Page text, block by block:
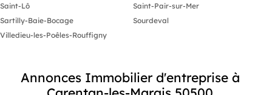
Saint-Lô
Saint-Pair-sur-Mer
Sartilly-Baie-Bocage
Sourdeval
Villedieu-les-Poêles-Rouffigny
Annonces Immobilier d'entreprise à